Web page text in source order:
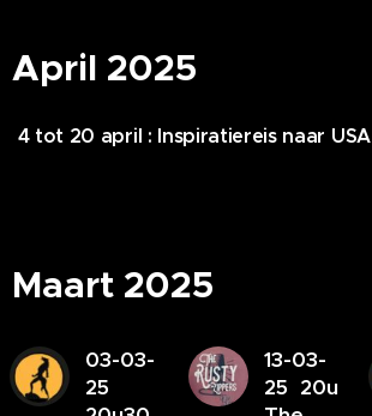
April 2025
4 tot 20 april : Inspiratiereis naar USA
Maart 2025
03-03-
25
13-03-
25 20u